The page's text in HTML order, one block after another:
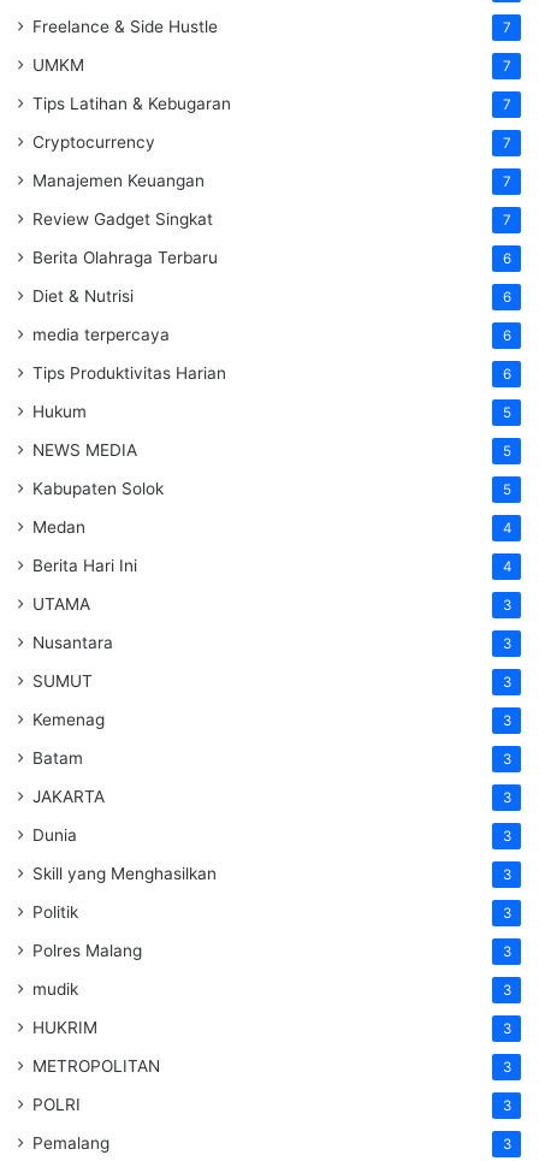
Freelance & Side Hustle 7
UMKM 7
Tips Latihan & Kebugaran 7
Cryptocurrency 7
Manajemen Keuangan 7
Review Gadget Singkat 7
Berita Olahraga Terbaru 6
Diet & Nutrisi 6
media terpercaya 6
Tips Produktivitas Harian 6
Hukum 5
NEWS MEDIA 5
Kabupaten Solok 5
Medan 4
Berita Hari Ini 4
UTAMA 3
Nusantara 3
SUMUT 3
Kemenag 3
Batam 3
JAKARTA 3
Dunia 3
Skill yang Menghasilkan 3
Politik 3
Polres Malang 3
mudik 3
HUKRIM 3
METROPOLITAN 3
POLRI 3
Pemalang 3